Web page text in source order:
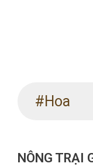
#Hoa
NÔNG TRẠI